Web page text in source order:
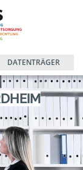
DATENTRÄGER